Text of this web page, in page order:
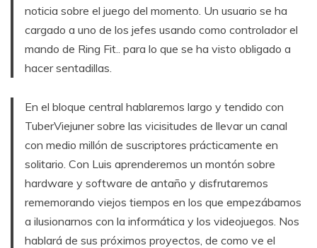
noticia sobre el juego del momento. Un usuario se ha
cargado a uno de los jefes usando como controlador el
mando de Ring Fit.. para lo que se ha visto obligado a
hacer sentadillas.
En el bloque central hablaremos largo y tendido con
TuberViejuner sobre las vicisitudes de llevar un canal
con medio millón de suscriptores prácticamente en
solitario. Con Luis aprenderemos un montón sobre
hardware y software de antaño y disfrutaremos
rememorando viejos tiempos en los que empezábamos
a ilusionarnos con la informática y los videojuegos. Nos
hablará de sus próximos proyectos, de como ve el